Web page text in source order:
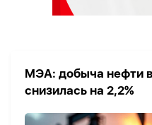
МЭА: добыча нефти
снизилась на 2,2%